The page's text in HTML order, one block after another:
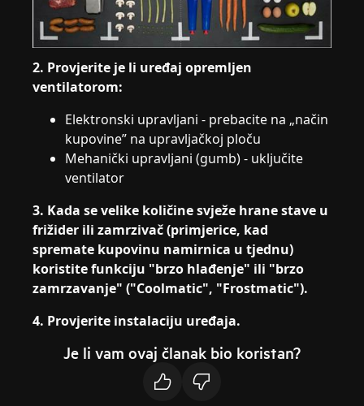
2. Provjerite je li uređaj opremljen
ventilatorom:
Elektronski upravljani - prebacite na „način
kupovine” na upravljačkoj ploču
Mehanički upravljani (gumb) - uključite
ventilator
3. Kada se velike količine svježe hrane stave u
frižider ili zamrzivač (primjerice, kad
spremate kupovinu namirnica u tjednu)
koristite funkciju "brzo hlađenje" ili "brzo
zamrzavanje" ("Coolmatic", "Frostmatic").
4. Provjerite instalaciju uređaja.
Je li vam ovaj članak bio koristan?